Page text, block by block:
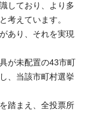
しており、より多
考えています。
あり、それを実現
が未配置の43市町
、当該市町村選挙
踏まえ、全投票所